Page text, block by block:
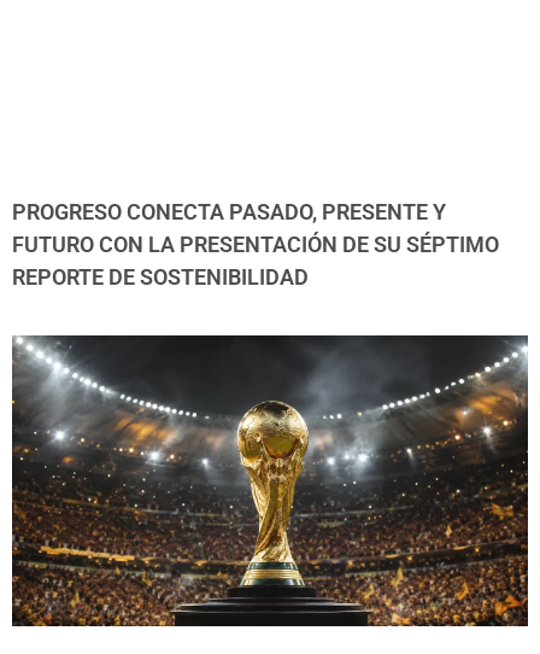
PROGRESO CONECTA PASADO, PRESENTE Y
FUTURO CON LA PRESENTACIÓN DE SU SÉPTIMO
REPORTE DE SOSTENIBILIDAD